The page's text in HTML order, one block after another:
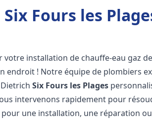
Fours les
installation de chauffe-eau gaz
endroit ! Notre équipe de plombiers
DietrichSix Fours les Plages
intervenons rapidement pour
une installation, une réparation